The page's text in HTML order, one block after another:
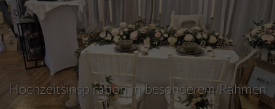
Hochzeitsinspiration in besonderem Rahmen